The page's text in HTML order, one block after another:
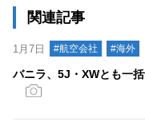
関連記事
1月7日 #航空会社 #海外
バニラ、5J・XWとも一